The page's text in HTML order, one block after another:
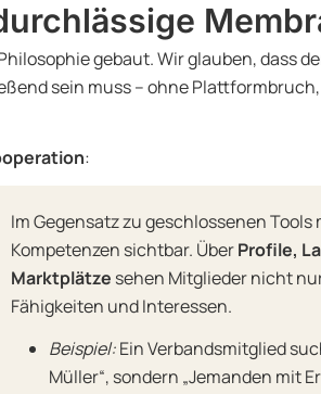
gebaut. Wir glauben, dass
sein muss – ohne
:
Im Gegensatz zu geschlossenen
Kompetenzen sichtbar. ÜberProfile,
Marktplätze sehen Mitglieder nicht
Fähigkeiten und Interessen.
Beispiel:Ein Verbandsmitglied
Müller“, sondern „Jemanden mit